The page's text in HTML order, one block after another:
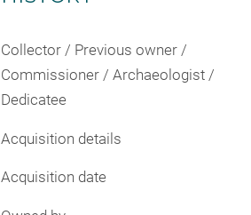
Collector / Previous owner /
Commissioner / Archaeologist /
Dedicatee
Acquisition details
Acquisition date